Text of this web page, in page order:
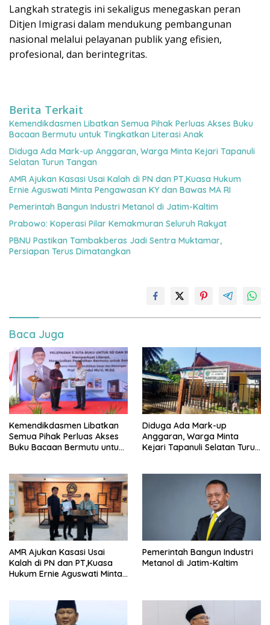
Langkah strategis ini sekaligus menegaskan peran
Ditjen Imigrasi dalam mendukung pembangunan
nasional melalui pelayanan publik yang efisien,
profesional, dan berintegritas.
Berita Terkait
Kemendikdasmen Libatkan Semua Pihak Perluas Akses Buku
Bacaan Bermutu untuk Tingkatkan Literasi Anak
Diduga Ada Mark-up Anggaran, Warga Minta Kejari Tapanuli
Selatan Turun Tangan
AMR Ajukan Kasasi Usai Kalah di PN dan PT,Kuasa Hukum
Ernie Aguswati Minta Pengawasan KY dan Bawas MA RI
Pemerintah Bangun Industri Metanol di Jatim-Kaltim
Prabowo: Koperasi Pilar Kemakmuran Seluruh Rakyat
PBNU Pastikan Tambakberas Jadi Sentra Muktamar,
Persiapan Terus Dimatangkan
Baca Juga
Kemendikdasmen Libatkan
Semua Pihak Perluas Akses
Buku Bacaan Bermutu untuk
Diduga Ada Mark-up
Anggaran, Warga Minta
Kejari Tapanuli Selatan Turun
AMR Ajukan Kasasi Usai
Kalah di PN dan PT,Kuasa
Hukum Ernie Aguswati Minta
Pemerintah Bangun Industri
Metanol di Jatim-Kaltim